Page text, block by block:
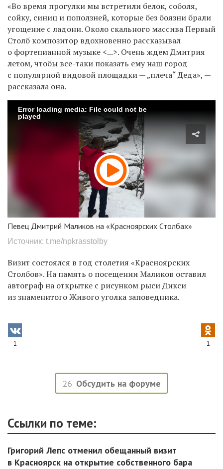
«Во время прогулки мы встретили белок, соболя,
сойку, синиц и поползней, которые без боязни брали
угощение с ладони. Около скального массива Первый
Столб композитор вдохновенно рассказывал
о фортепианной музыке <...>. Очень ждем Дмитрия
летом, чтобы все-таки показать ему наш город
с популярной видовой площадки — „плеча“ Деда», —
рассказала она.
Error loading media: File could not be
played
Певец Дмитрий Маликов на «Красноярских Столбах»
Источник: t.me/npkrasstolby
Визит состоялся в год столетия «Красноярских
Столбов». На память о посещении Маликов оставил
автограф на открытке с рисунком рыси Дикси
из знаменитого Живого уголка заповедника.
1 1
26 Обсудить на форуме
Ссылки по теме:
Григорий Лепс отменил обещанный визит
в Красноярск на открытие собственного бара